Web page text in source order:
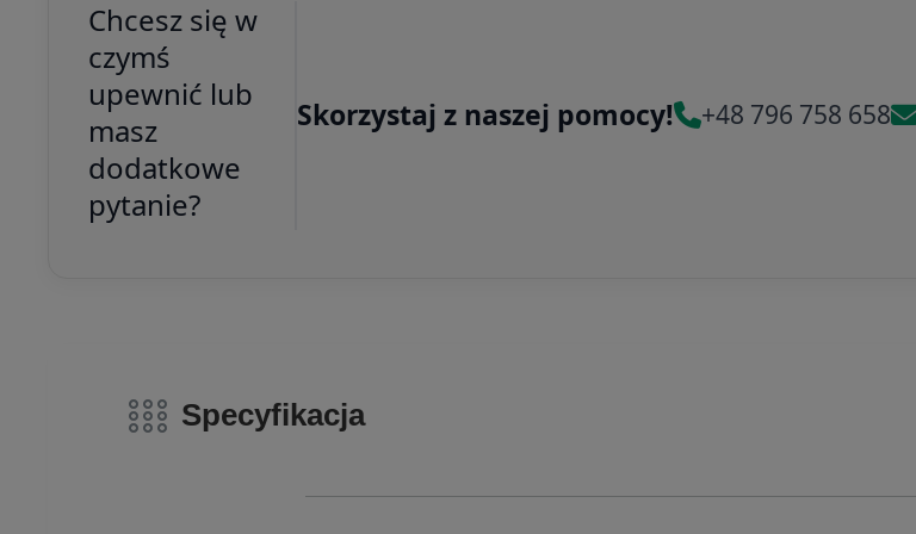
Chcesz się w
czymś
upewnić lub
masz
dodatkowe
pytanie?
Skorzystaj z naszej pomocy! +48 796 758 658
Specyfikacja